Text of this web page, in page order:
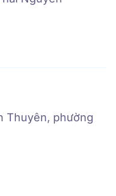
Thuyên, phường